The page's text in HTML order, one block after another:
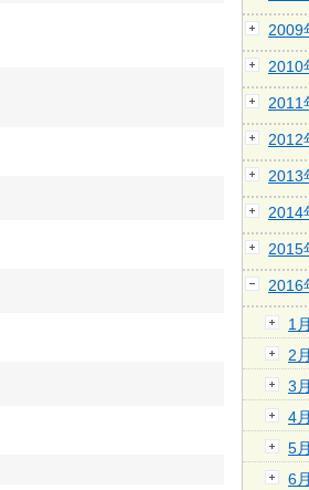
2009
2010
2011
2012
2013
2014
2015
2016
1月
2月
3月
4月
5月
6月